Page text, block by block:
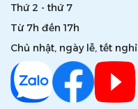
Thứ 2 - thứ 7
Từ 7h đến 17h
Chủ nhật, ngày lễ, tết nghỉ